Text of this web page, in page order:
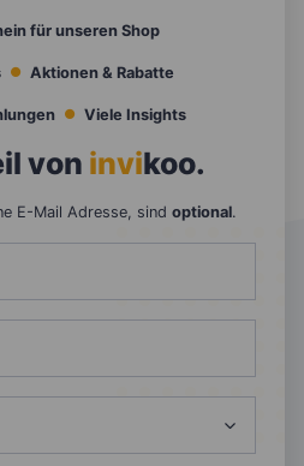
für unseren Shop
Aktionen & Rabatte
Viele Insights
von invikoo.
E-Mail Adresse, sind optional.